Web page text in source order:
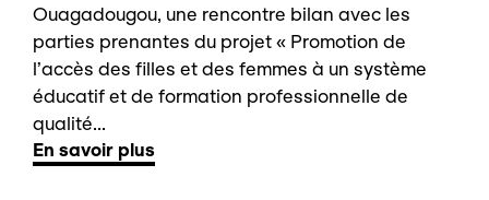
Ouagadougou, une rencontre bilan avec les
parties prenantes du projet « Promotion de
l’accès des filles et des femmes à un système
éducatif et de formation professionnelle de
qualité...
En savoir plus